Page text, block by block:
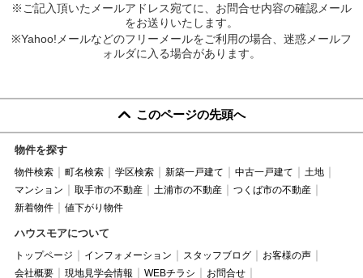
※ご記入頂いたメールアドレス宛てに、お問合せ内容の確認メール
をお送りいたします。
※Yahoo!メールなどのフリーメールをご利用の場合、迷惑メールフ
ォルダに入る場合があります。
このページの先頭へ
物件を探す
物件検索 町名検索 学区検索 新築一戸建て 中古一戸建て
土地
マンション
取手市の不動産 土浦市の不動産
つくば市の不動産
新着物件
値下がり物件
ハウスモアについて
トップページ インフォメーション スタッフブログ
お客様の声
会社概要
現地見学会情報 WEBチラシ
お問合せ